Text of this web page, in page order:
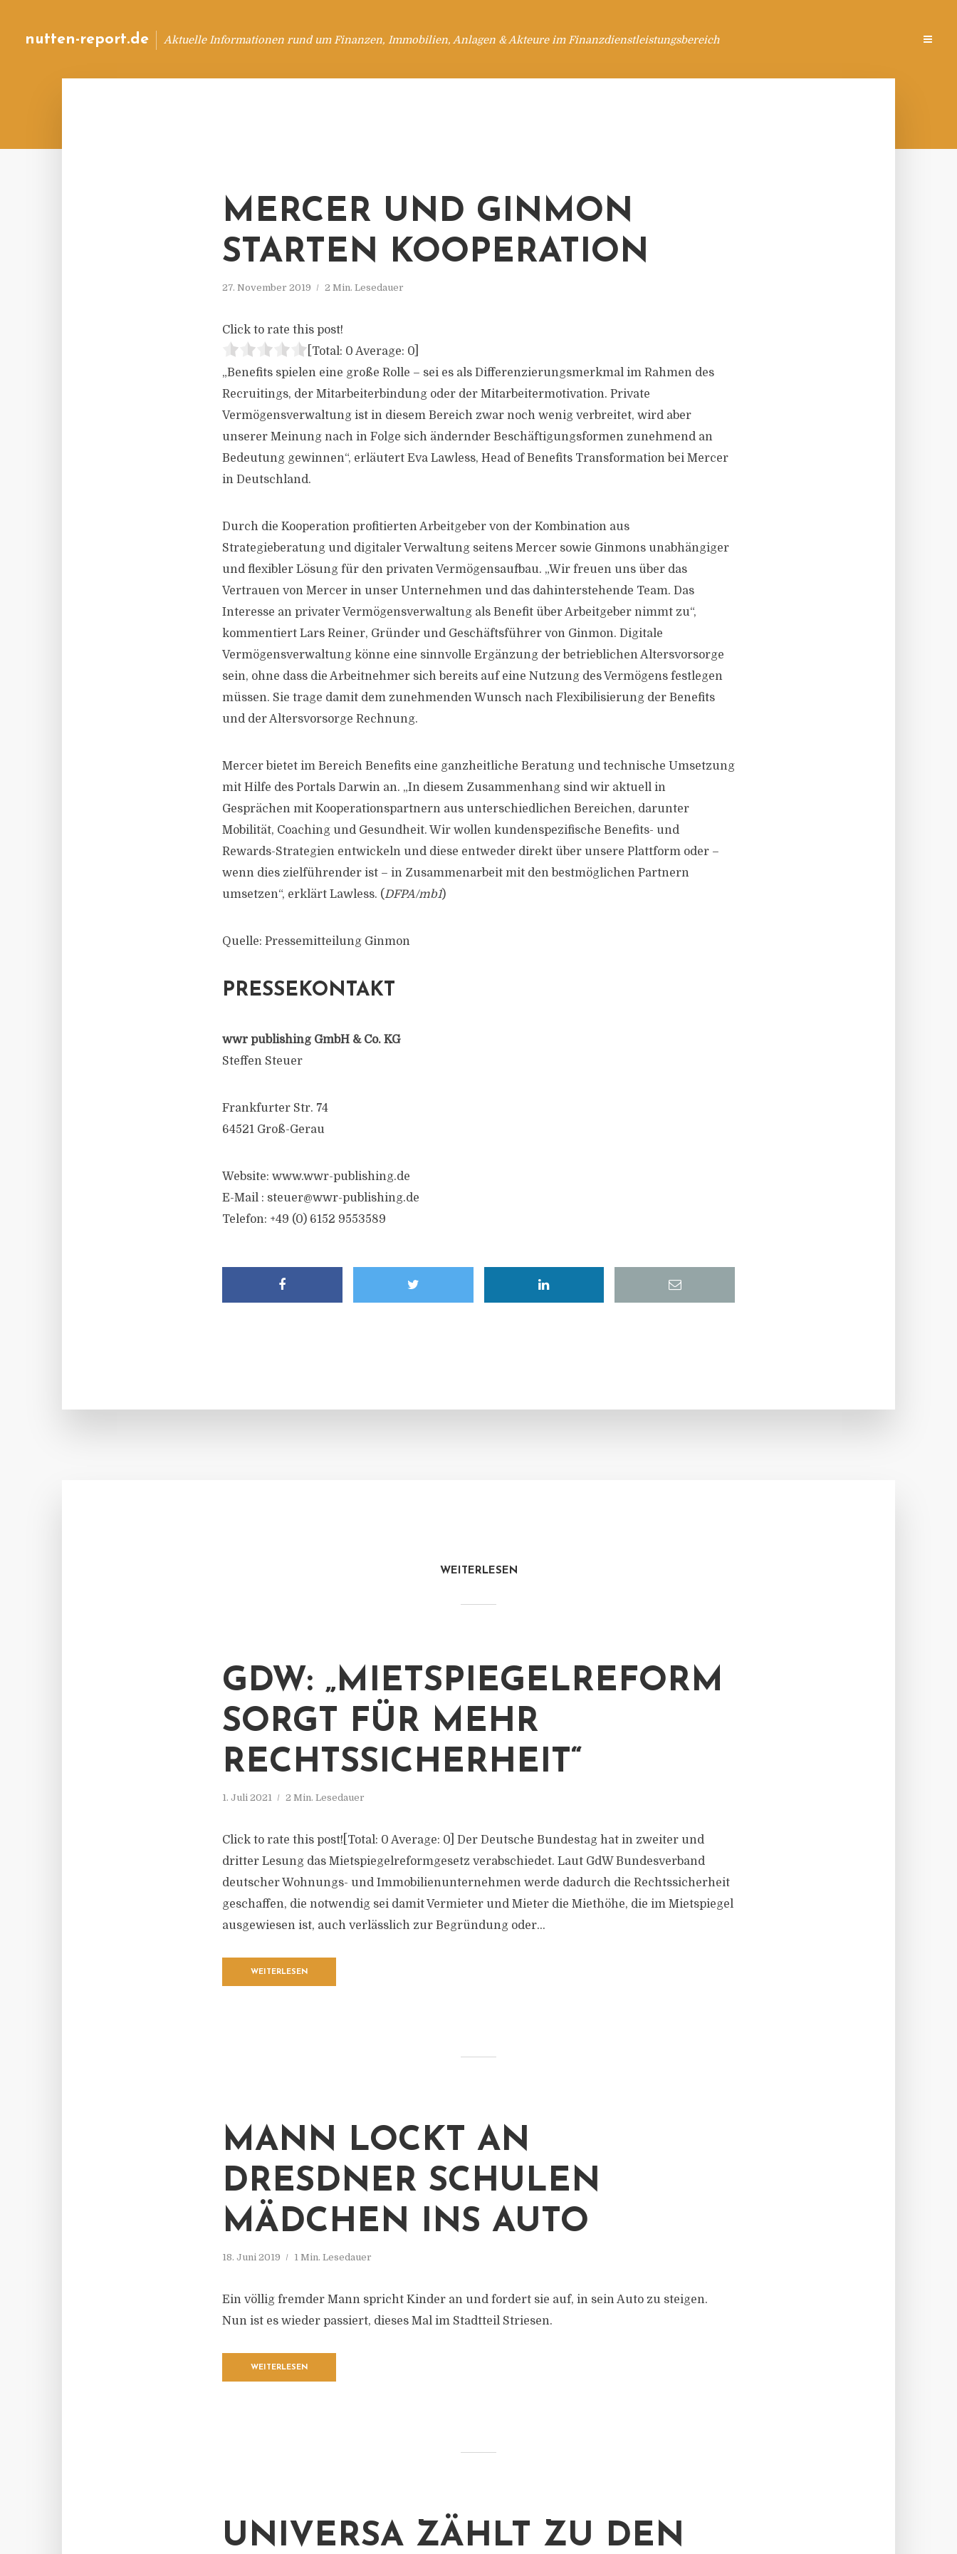
nutten-report.de Aktuelle Informationen rund um Finanzen, Immobilien, Anlagen & Akteure im Finanzdienstleistungsbereich
MERCER UND GINMON
STARTEN KOOPERATION
27. November 2019 2 Min. Lesedauer
Click to rate this post!
[Total: 0 Average: 0
„Benefits spielen eine große Rolle – sei es als Differenzierungsmerkmal im Rahmen des
Recruitings, der Mitarbeiterbindung oder der Mitarbeitermotivation. Private
Vermögensverwaltung ist in diesem Bereich zwar noch wenig verbreitet, wird aber
unserer Meinung nach in Folge sich ändernder Beschäftigungsformen zunehmend an
Bedeutung gewinnen“, erläutert Eva Lawless, Head of Benefits Transformation bei Mercer
in Deutschland.
Durch die Kooperation profitierten Arbeitgeber von der Kombination aus
Strategieberatung und digitaler Verwaltung seitens Mercer sowie Ginmons unabhängiger
und flexibler Lösung für den privaten Vermögensaufbau. „Wir freuen uns über das
Vertrauen von Mercer in unser Unternehmen und das dahinterstehende Team. Das
Interesse an privater Vermögensverwaltung als Benefit über Arbeitgeber nimmt zu“,
kommentiert Lars Reiner, Gründer und Geschäftsführer von Ginmon. Digitale
Vermögensverwaltung könne eine sinnvolle Ergänzung der betrieblichen Altersvorsorge
sein, ohne dass die Arbeitnehmer sich bereits auf eine Nutzung des Vermögens festlegen
müssen. Sie trage damit dem zunehmenden Wunsch nach Flexibilisierung der Benefits
und der Altersvorsorge Rechnung.
Mercer bietet im Bereich Benefits eine ganzheitliche Beratung und technische Umsetzung
mit Hilfe des Portals Darwin an. „In diesem Zusammenhang sind wir aktuell in
Gesprächen mit Kooperationspartnern aus unterschiedlichen Bereichen, darunter
Mobilität, Coaching und Gesundheit. Wir wollen kundenspezifische Benefits- und
Rewards-Strategien entwickeln und diese entweder direkt über unsere Plattform oder –
wenn dies zielführender ist – in Zusammenarbeit mit den bestmöglichen Partnern
umsetzen“, erklärt Lawless. (DFPA/mb1)
Quelle: Pressemitteilung Ginmon
PRESSEKONTAKT
wwr publishing GmbH & Co. KG
Steffen Steuer
Frankfurter Str. 74
64521 Groß-Gerau
Website: www.wwr-publishing.de
E-Mail : steuer@wwr-publishing.de
Telefon: +49 (0) 6152 9553589
WEITERLESEN
GDW: „MIETSPIEGELREFORM
SORGT FÜR MEHR
RECHTSSICHERHEIT“
1. Juli 2021 2 Min. Lesedauer
Click to rate this post![Total: 0 Average: 0] Der Deutsche Bundestag hat in zweiter und
dritter Lesung das Mietspiegelreformgesetz verabschiedet. Laut GdW Bundesverband
deutscher Wohnungs- und Immobilienunternehmen werde dadurch die Rechtssicherheit
geschaffen, die notwendig sei damit Vermieter und Mieter die Miethöhe, die im Mietspiegel
ausgewiesen ist, auch verlässlich zur Begründung oder...
WEITERLESEN
MANN LOCKT AN
DRESDNER SCHULEN
MÄDCHEN INS AUTO
18. Juni 2019 1 Min. Lesedauer
Ein völlig fremder Mann spricht Kinder an und fordert sie auf, in sein Auto zu steigen.
Nun ist es wieder passiert, dieses Mal im Stadtteil Striesen.
WEITERLESEN
UNIVERSA ZÄHLT ZU DEN